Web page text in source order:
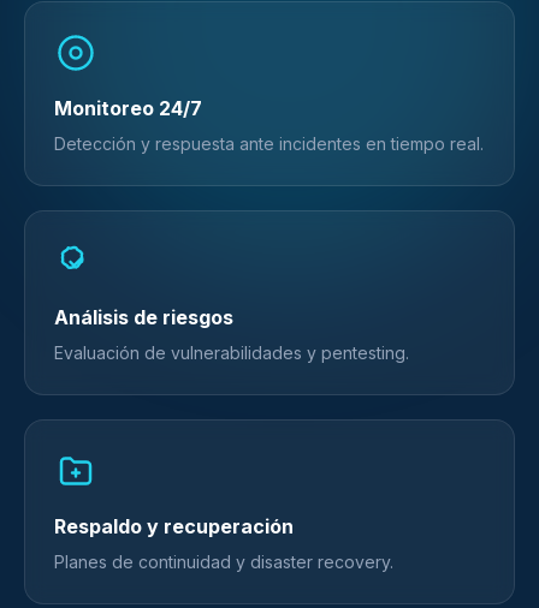
Monitoreo 24/7
Detección y respuesta ante incidentes en tiempo real.
Análisis de riesgos
Evaluación de vulnerabilidades y pentesting.
Respaldo y recuperación
Planes de continuidad y disaster recovery.